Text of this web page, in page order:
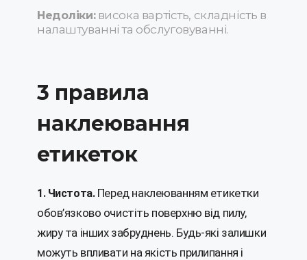
Недоліки:висока вартість, складність в
налаштуванні та обслуговуванні.
3 правила
наклеювання
етикеток
1. Чистота.Перед наклеюванням етикетки
обов’язково очистіть поверхню від пилу,
жиру та інших забруднень. Будь-які залишки
можуть впливати на якість прилипання і